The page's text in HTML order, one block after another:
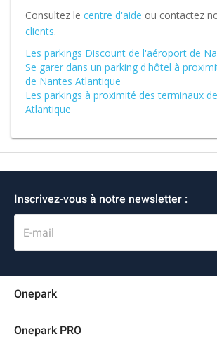
Consultez le centre d'aide ou contactez
clients.
Les parkings Discount de l'aéroport de
Se garer dans un parking d'hôtel à
de Nantes Atlantique
Les parkings à proximité des terminaux
Atlantique
Inscrivez-vous à notre newsletter :
E-mail
Onepark
Recrutement
Onepark PRO